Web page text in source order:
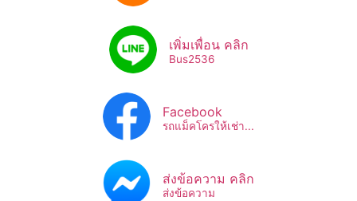
เพิ่มเพื่อน คลิก
Bus2536​
Facebook
รถแม็คโครให้เช่า...
ส่งข้อความ คลิก
ส่งข้อความ